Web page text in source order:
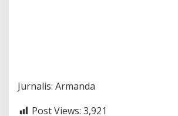
Jurnalis: Armanda
Post Views: 3,921